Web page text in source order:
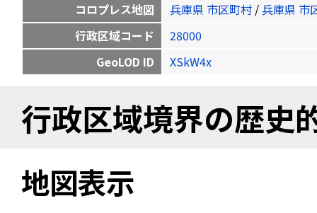
コロプレス地図
兵庫県 市区町村 /兵庫県 市
行政区域コード
28000
GeoLOD ID
XSkW4x
行政区域境界の歴史
地図表示